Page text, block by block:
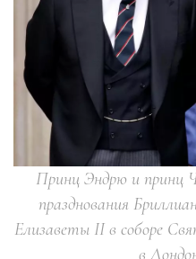
Принц Эндрю и принц
празднования
Елизаветы II в соборе
в